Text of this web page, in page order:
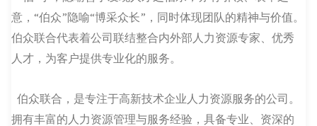
意，“伯众”隐喻“博采众长”，同时体现团队的精神与价值。
伯众联合代表着公司联结整合内外部人力资源专家、优秀
人才，为客户提供专业化的服务。
伯众联合，是专注于高新技术企业人力资源服务的公司。
拥有丰富的人力资源管理与服务经验，具备专业、资深的